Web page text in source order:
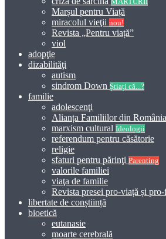
Marșul pentru Viață
miracolul vieţii nou!
Revista „Pentru viață”
viol
adopţie
dizabilităţi
autism
sindrom Down Știați că...?
familie
adolescenţi
Alianța Familiilor din România
marxism cultural Ideologii
referendum pentru căsătorie
religie
sfaturi pentru părinţi Parenting
valorile familiei
viaţa de familie
Revista presei pro-viață și
libertate de conștiință
bioetică
eutanasie
moarte cerebrală